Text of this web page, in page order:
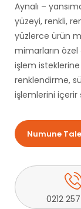
Aynalı –
yüzeyi, renkli,
yüzlerce ürün
mimarların
işlem
renklendirme,
işlemlerini içerir
Numune
0212